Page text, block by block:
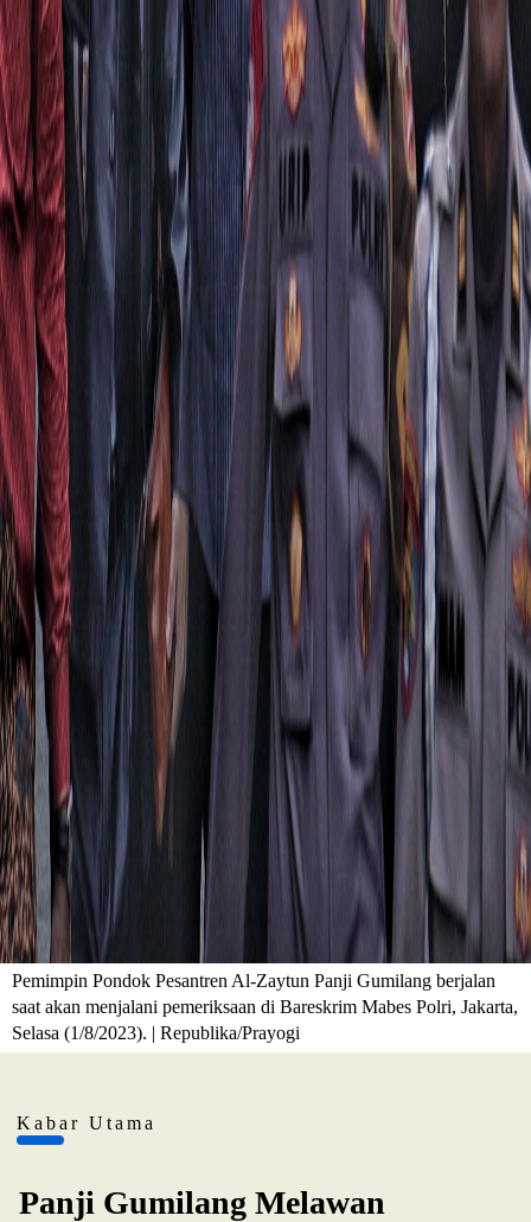
Pemimpin Pondok Pesantren Al-Zaytun Panji Gumilang berjalan
saat akan menjalani pemeriksaan di Bareskrim Mabes Polri, Jakarta,
Selasa (1/8/2023). | Republika/Prayogi
Kabar Utama
Panji Gumilang Melawan